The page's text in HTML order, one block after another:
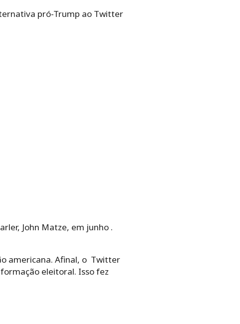
pró-Trump ao Twitter
John Matze, em junho .
americana. Afinal, o Twitter
eleitoral. Isso fez